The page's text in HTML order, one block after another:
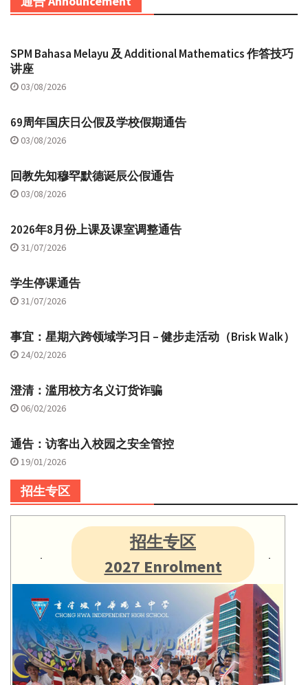
SPM Bahasa Melayu 及 Additional Mathematics 作答技巧
讲座
03/08/2026
69周年国庆日公假及学校假期通告
03/08/2026
回教先知穆罕默德诞辰公假通告
03/08/2026
2026年8月份上课及课室调整通告
31/07/2026
学生停课通告
31/07/2026
事宜：星期六跨领域学习日 – 健步走活动（Brisk Walk）
24/02/2026
澄清：滥用校方名义订货诈骗
06/02/2026
通告：访客出入校园之安全管控
19/01/2026
招生专区
招生专区
2027 Enrolment